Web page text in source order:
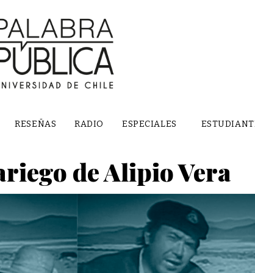
RESEÑAS RADIO ESPECIALES
de Alipio Vera